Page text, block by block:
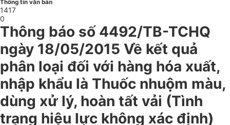
Thông tin văn bản
1417
0
Thông báo số 4492/TB-TCHQ
ngày 18/05/2015 Về kết quả
phân loại đối với hàng hóa xuất,
nhập khẩu là Thuốc nhuộm màu,
dùng xử lý, hoàn tất vải (Tình
trạng hiệu lực không xác định)